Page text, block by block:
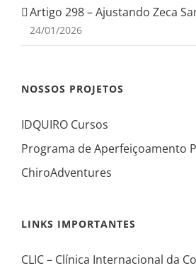
Artigo 298 – Ajustando Zeca
24/01/2026
NOSSOS PROJETOS
IDQUIRO Cursos
Programa de Aperfeiçoamento
ChiroAdventures
LINKS IMPORTANTES
CLIC – Clínica Internacional da